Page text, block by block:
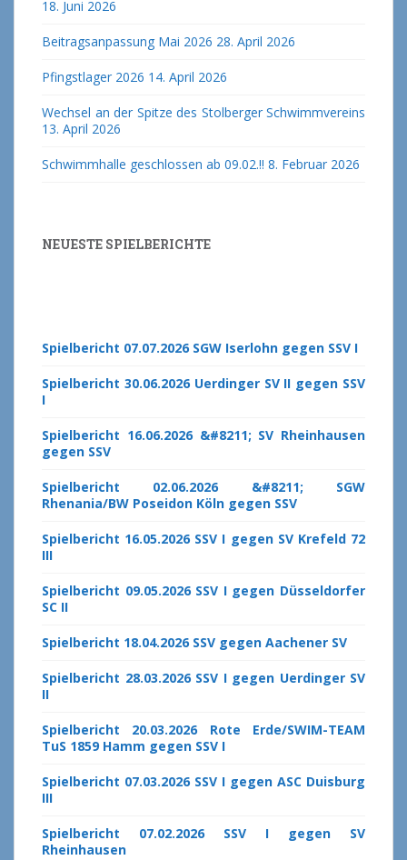
18. Juni 2026
Beitragsanpassung Mai 2026 28. April 2026
Pfingstlager 2026 14. April 2026
Wechsel an der Spitze des Stolberger Schwimmvereins
13. April 2026
Schwimmhalle geschlossen ab 09.02.!! 8. Februar 2026
NEUESTE SPIELBERICHTE
Spielbericht 07.07.2026 SGW Iserlohn gegen SSV I
Spielbericht 30.06.2026 Uerdinger SV II gegen SSV
I
Spielbericht 16.06.2026 &#8211; SV Rheinhausen
gegen SSV
Spielbericht 02.06.2026 &#8211; SGW
Rhenania/BW Poseidon Köln gegen SSV
Spielbericht 16.05.2026 SSV I gegen SV Krefeld 72
III
Spielbericht 09.05.2026 SSV I gegen Düsseldorfer
SC II
Spielbericht 18.04.2026 SSV gegen Aachener SV
Spielbericht 28.03.2026 SSV I gegen Uerdinger SV
II
Spielbericht 20.03.2026 Rote Erde/SWIM-TEAM
TuS 1859 Hamm gegen SSV I
Spielbericht 07.03.2026 SSV I gegen ASC Duisburg
III
Spielbericht 07.02.2026 SSV I gegen SV
Rheinhausen